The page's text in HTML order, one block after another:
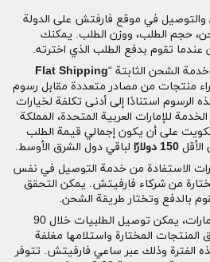
في موقع فارفتش على الدولة
حجم الطلب، ووزن الطلب. يمكنك
تقوم بدفع الطلب الذي اخترته.
الشحن الثابتة “Flat Shipping
منتجات من مصادر متعددة مقابل رسوم
استنادًا إلى أدنى تكلفة لخيارات
للإمارات العربية المتحدة، المملكة
على أن يكون إجمالي قيمة الطلب
الأقل
لباقي دول الشرق الأوسط.
الاستفادة من خدمة التوصيل في نفس
من شركاء فارفيتش. يمكن التحقق
بالدفع وتختار طريقة الشحن.
بالنسبة لعملاء دبي في الإمارات، يمكن توصيل الطلبيات خلال 90
المختارة واستلامها مغلفة
الفترة وذلك عبر ساعي فارفيتش. تتوفر